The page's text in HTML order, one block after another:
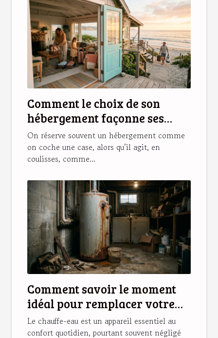
Comment le choix de son
hébergement façonne ses
souvenirs de vacances
On réserve souvent un hébergement comme
on coche une case, alors qu’il agit, en
coulisses, comme...
Comment savoir le moment
idéal pour remplacer votre
chauffe-eau ?
Le chauffe-eau est un appareil essentiel au
confort quotidien, pourtant souvent négligé